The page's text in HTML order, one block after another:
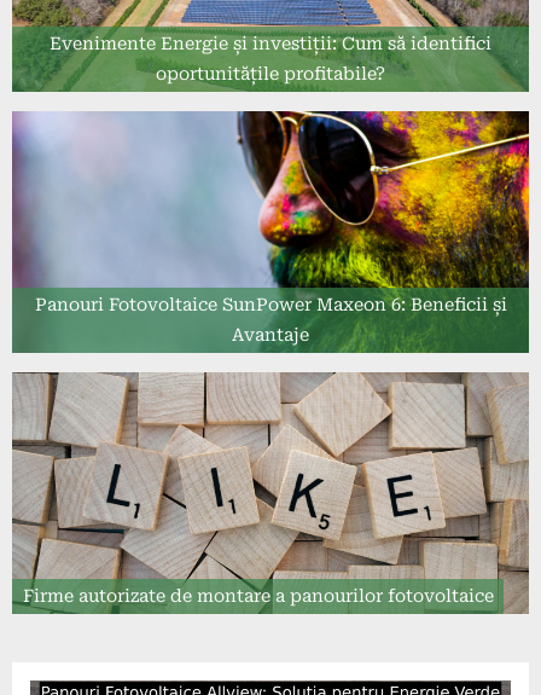
Evenimente Energie și investiții: Cum să identifici
oportunitățile profitabile?
Panouri Fotovoltaice SunPower Maxeon 6: Beneficii și
Avantaje
Firme autorizate de montare a panourilor fotovoltaice